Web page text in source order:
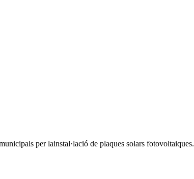
per lainstal·lació de plaques solars fotovoltaiques.